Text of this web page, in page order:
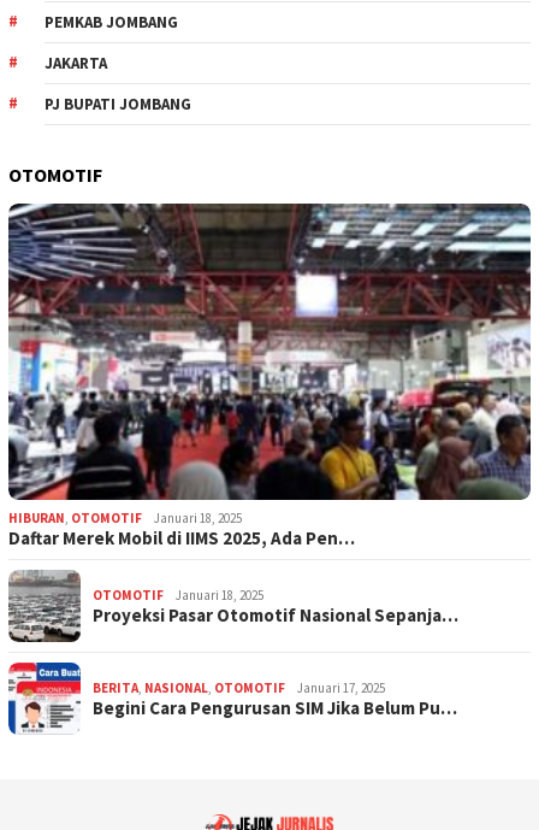
PEMKAB JOMBANG
JAKARTA
PJ BUPATI JOMBANG
OTOMOTIF
HIBURAN, OTOMOTIF Januari 18, 2025
Daftar Merek Mobil di IIMS 2025, Ada Pen…
OTOMOTIF Januari 18, 2025
Proyeksi Pasar Otomotif Nasional Sepanja…
BERITA, NASIONAL, OTOMOTIF Januari 17, 2025
Begini Cara Pengurusan SIM Jika Belum Pu…